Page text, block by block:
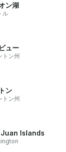
ン湖
ル
ュー
トン州
ン
トン州
Islands